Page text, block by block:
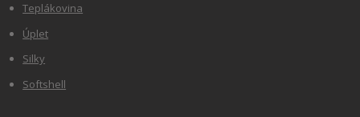
Teplákovina
Úplet
Silky
Softshell